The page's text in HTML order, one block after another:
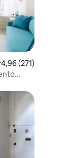
de uma avaliação
4,96 (271)